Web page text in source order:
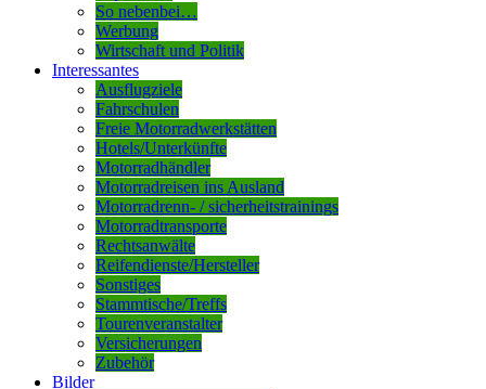
So nebenbei…
Werbung
Wirtschaft und Politik
Interessantes
Ausflugziele
Fahrschulen
Freie Motorradwerkstätten
Hotels/Unterkünfte
Motorradhändler
Motorradreisen ins Ausland
Motorradrenn- / sicherheitstrainings
Motorradtransporte
Rechtsanwälte
Reifendienste/Hersteller
Sonstiges
Stammtische/Treffs
Tourenveranstalter
Versicherungen
Zubehör
Bilder